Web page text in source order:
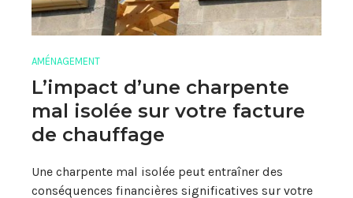
AMÉNAGEMENT
L’impact d’une charpente
mal isolée sur votre facture
de chauffage
Une charpente mal isolée peut entraîner des
conséquences financières significatives sur votre